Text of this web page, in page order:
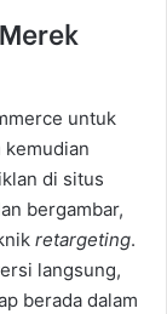
untuk
kemudian
di situs
bergambar,
retargeting.
langsung,
berada dalam